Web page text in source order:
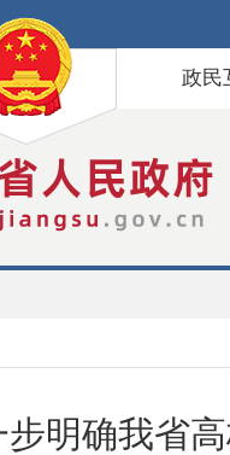
政民
明确我省